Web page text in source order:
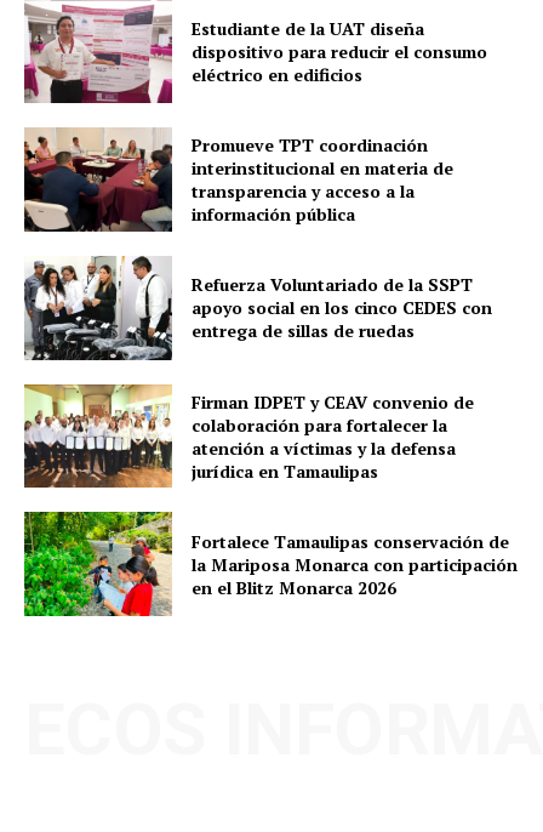
Estudiante de la UAT diseña
dispositivo para reducir el consumo
eléctrico en edificios
Promueve TPT coordinación
interinstitucional en materia de
transparencia y acceso a la
información pública
Refuerza Voluntariado de la SSPT
apoyo social en los cinco CEDES con
entrega de sillas de ruedas
Firman IDPET y CEAV convenio de
colaboración para fortalecer la
atención a víctimas y la defensa
jurídica en Tamaulipas
Fortalece Tamaulipas conservación de
la Mariposa Monarca con participación
en el Blitz Monarca 2026